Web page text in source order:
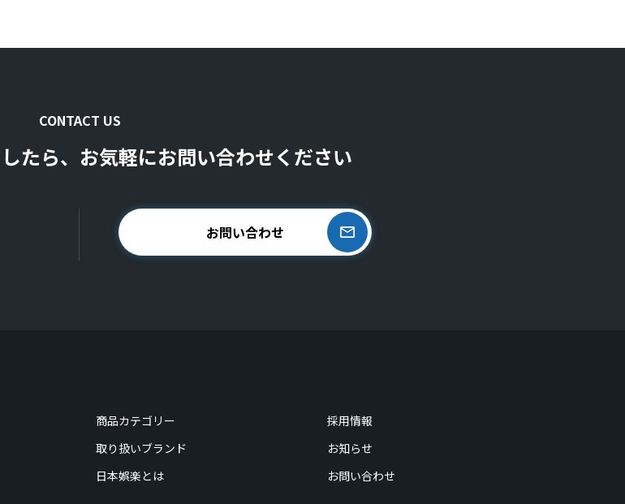
CONTACT US
たら、お気軽にお問い合わせください
お問い合わせ
商品カテゴリー
採用情報
取り扱いブランド
お知らせ
日本娯楽とは
お問い合わせ